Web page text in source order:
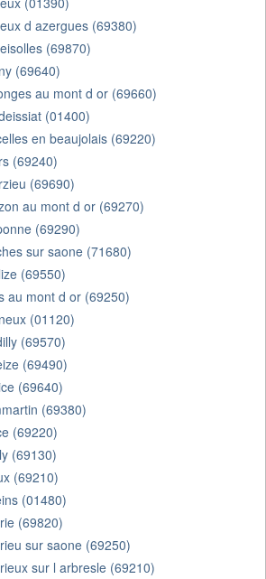
d azergues (69380)
(69870)
(69640)
au mont d or (69660)
(01400)
en beaujolais (69220)
(69240)
(69690)
au mont d or (69270)
(69290)
sur saone (71680)
(69550)
au mont d or (69250)
(01120)
(69570)
(69490)
(69640)
(69380)
(69220)
(69130)
(69210)
(01480)
(69820)
sur saone (69250)
sur l arbresle (69210)